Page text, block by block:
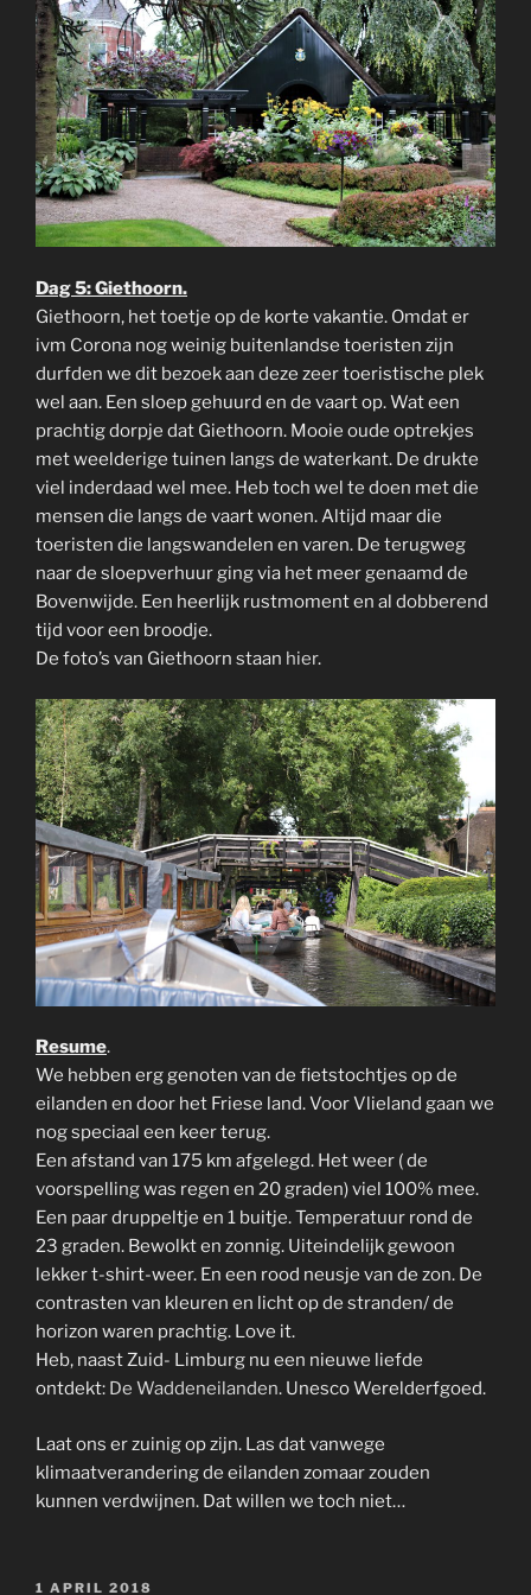
Dag 5: Giethoorn.
Giethoorn, het toetje op de korte vakantie. Omdat er
ivm Corona nog weinig buitenlandse toeristen zijn
durfden we dit bezoek aan deze zeer toeristische plek
wel aan. Een sloep gehuurd en de vaart op. Wat een
prachtig dorpje dat Giethoorn. Mooie oude optrekjes
met weelderige tuinen langs de waterkant. De drukte
viel inderdaad wel mee. Heb toch wel te doen met die
mensen die langs de vaart wonen. Altijd maar die
toeristen die langswandelen en varen. De terugweg
naar de sloepverhuur ging via het meer genaamd de
Bovenwijde. Een heerlijk rustmoment en al dobberend
tijd voor een broodje.
De foto’s van Giethoorn staan hier.
Resume.
We hebben erg genoten van de fietstochtjes op de
eilanden en door het Friese land. Voor Vlieland gaan we
nog speciaal een keer terug.
Een afstand van 175 km afgelegd. Het weer ( de
voorspelling was regen en 20 graden) viel 100% mee.
Een paar druppeltje en 1 buitje. Temperatuur rond de
23 graden. Bewolkt en zonnig. Uiteindelijk gewoon
lekker t-shirt-weer. En een rood neusje van de zon. De
contrasten van kleuren en licht op de stranden/ de
horizon waren prachtig. Love it.
Heb, naast Zuid- Limburg nu een nieuwe liefde
ontdekt: De Waddeneilanden. Unesco Werelderfgoed.
Laat ons er zuinig op zijn. Las dat vanwege
klimaatverandering de eilanden zomaar zouden
kunnen verdwijnen. Dat willen we toch niet…
GEPLAATST
1 APRIL 2018